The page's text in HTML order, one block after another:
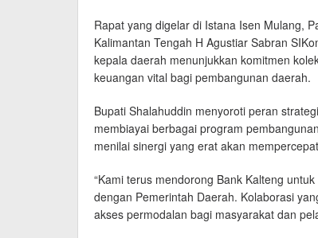
Rapat yang digelar di Istana Isen Mulang,
Kalimantan Tengah H Agustiar Sabran
kepala daerah menunjukkan komitmen
keuangan vital bagi pembangunan daerah.
Bupati Shalahuddin menyoroti peran
membiayai berbagai program
menilai sinergi yang erat akan
“Kami terus mendorong Bank Kalteng
dengan Pemerintah Daerah. Kolaborasi
akses permodalan bagi masyarakat dan